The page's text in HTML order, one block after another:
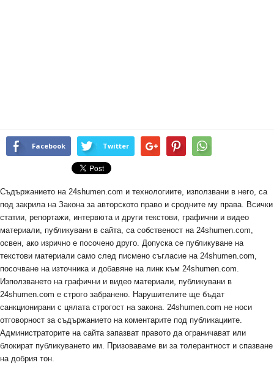
Facebook Twitter
Съдържанието на 24shumen.com и технологиите, използвани в него, са
под закрила на Закона за авторското право и сродните му права. Всички
статии, репортажи, интервюта и други текстови, графични и видео
материали, публикувани в сайта, са собственост на 24shumen.com,
освен, ако изрично е посочено друго. Допуска се публикуване на
текстови материали само след писмено съгласие на 24shumen.com,
посочване на източника и добавяне на линк към 24shumen.com.
Използването на графични и видео материали, публикувани в
24shumen.com е строго забранено. Нарушителите ще бъдат
санкционирани с цялата строгост на закона. 24shumen.com не носи
отговорност за съдържанието на коментарите под публикациите.
Администраторите на сайта запазват правото да ограничават или
блокират публикуването им. Призоваваме ви за толерантност и спазване
на добрия тон.